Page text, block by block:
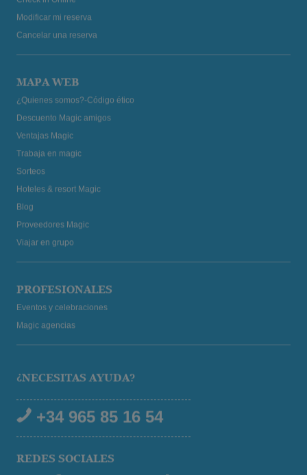
Modificar mi reserva
Cancelar una reserva
MAPA WEB
¿Quienes somos?-Código ético
Descuento Magic amigos
Ventajas Magic
Trabaja en magic
Sorteos
Hoteles & resort Magic
Blog
Proveedores Magic
Viajar en grupo
PROFESIONALES
Eventos y celebraciones
Magic agencias
¿NECESITAS AYUDA?
+34 965 85 16 54
REDES SOCIALES